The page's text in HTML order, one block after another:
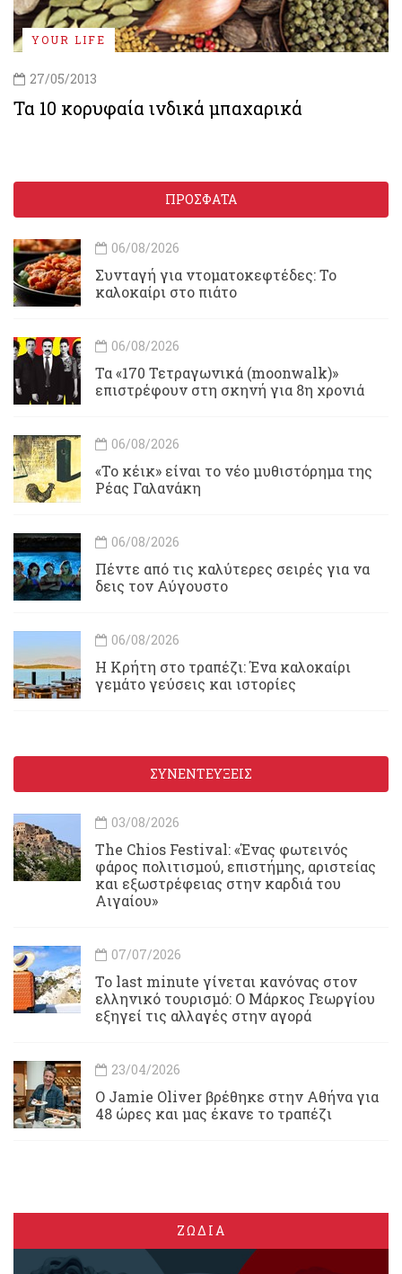
YOUR LIFE
27/05/2013
Τα 10 κορυφαία ινδικά μπαχαρικά
ΠΡΟΣΦΑΤΑ
06/08/2026
Συνταγή για ντοματοκεφτέδες: Το
καλοκαίρι στο πιάτο
06/08/2026
Τα «170 Τετραγωνικά (moonwalk)»
επιστρέφουν στη σκηνή για 8η χρονιά
06/08/2026
«Το κέικ» είναι το νέο μυθιστόρημα της
Ρέας Γαλανάκη
06/08/2026
Πέντε από τις καλύτερες σειρές για να
δεις τον Αύγουστο
06/08/2026
Η Κρήτη στο τραπέζι: Ένα καλοκαίρι
γεμάτο γεύσεις και ιστορίες
ΣΥΝΕΝΤΕΥΞΕΙΣ
03/08/2026
Τhe Chios Festival: «Ένας φωτεινός
φάρος πολιτισμού, επιστήμης, αριστείας
και εξωστρέφειας στην καρδιά του
Αιγαίου»
07/07/2026
Το last minute γίνεται κανόνας στον
ελληνικό τουρισμό: Ο Μάρκος Γεωργίου
εξηγεί τις αλλαγές στην αγορά
23/04/2026
Ο Jamie Oliver βρέθηκε στην Αθήνα για
48 ώρες και μας έκανε το τραπέζι
ΖΩΔΙΑ